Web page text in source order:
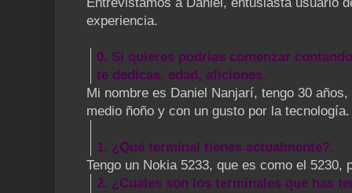
experiencia.
0. Si quieres podrías comenzar
te dedicas, edad, aficiones.
Mi nombre es Daniel Nanjarí, tengo 30
medio ñoño y con un gusto por la tecnología.
1. ¿Qué terminal tienes actualmente?.
Tengo un Nokia 5233, que es como el 5230,
2. ¿Cuales son los terminales que has